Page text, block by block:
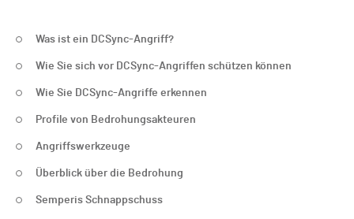
Was ist ein DCSync-Angriff?
Wie Sie sich vor DCSync-Angriffen schützen können
Wie Sie DCSync-Angriffe erkennen
Profile von Bedrohungsakteuren
Angriffswerkzeuge
Überblick über die Bedrohung
Semperis Schnappschuss